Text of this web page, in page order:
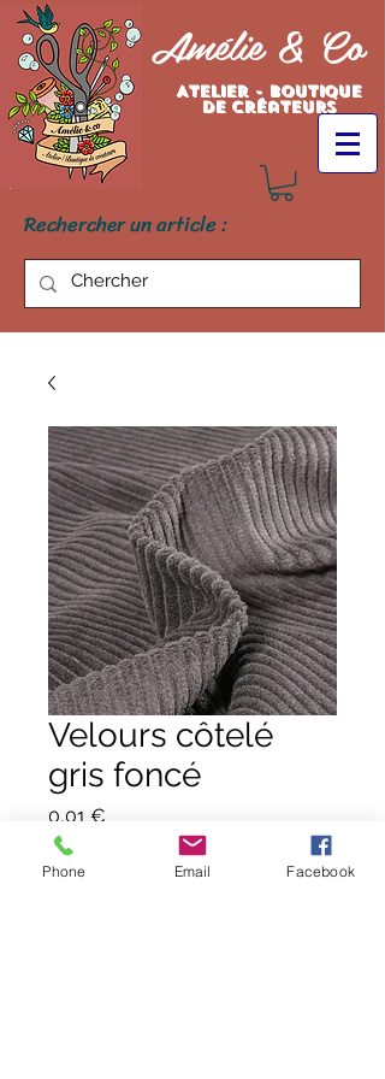
Amélie & Co
Atelier - Boutique
de créateurs
Rechercher un article :
Velours côtelé
gris foncé
0,01 €
Quantité
Phone Email Facebook